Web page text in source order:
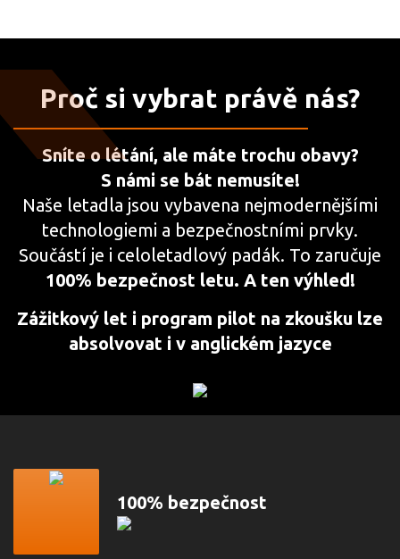
Proč si vybrat právě nás?
Sníte o létání, ale máte trochu obavy?
S námi se bát nemusíte!
Naše letadla jsou vybavena nejmodernějšími
technologiemi a bezpečnostními prvky.
Součástí je i celoletadlový padák. To zaručuje
100% bezpečnost letu. A ten výhled!
Zážitkový let i program pilot na zkoušku lze
absolvovat i v anglickém jazyce
100% bezpečnost